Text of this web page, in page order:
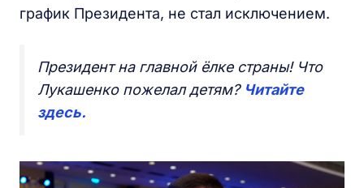
график Президента, не стал исключением.
Президент на главной ёлке страны! Что
Лукашенко пожелал детям? Читайте
здесь.